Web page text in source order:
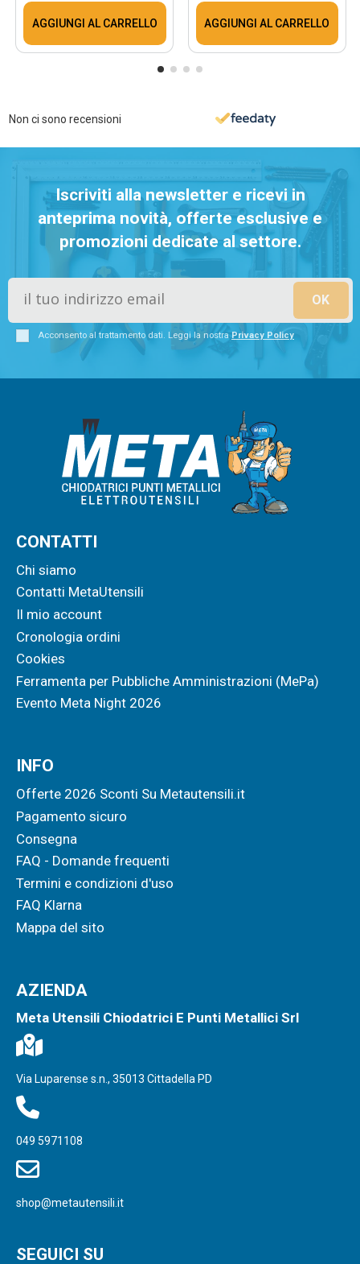
AGGIUNGI AL CARRELLO AGGIUNGI AL CARRELLO
Non ci sono recensioni
Iscriviti alla newsletter e ricevi in
anteprima novità, offerte esclusive e
promozioni dedicate al settore.
Acconsento al trattamento dati. Leggi la nostraPrivacy Policy
CONTATTI
Chi siamo
Contatti MetaUtensili
Il mio account
Cronologia ordini
Cookies
Ferramenta per Pubbliche Amministrazioni (MePa)
Evento Meta Night 2026
INFO
Offerte 2026 Sconti Su Metautensili.it
Pagamento sicuro
Consegna
FAQ - Domande frequenti
Termini e condizioni d'uso
FAQ Klarna
Mappa del sito
AZIENDA
Meta Utensili Chiodatrici E Punti Metallici Srl
Via Luparense s.n., 35013 Cittadella PD
049 5971108
shop@metautensili.it
SEGUICI SU